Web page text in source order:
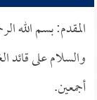
المقدم: بسم الله
والسلام على قائد
أجمعين.